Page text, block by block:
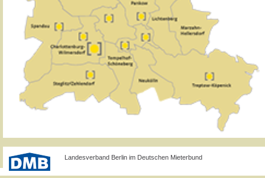
Landesverband Berlin im Deutschen Mieterbund